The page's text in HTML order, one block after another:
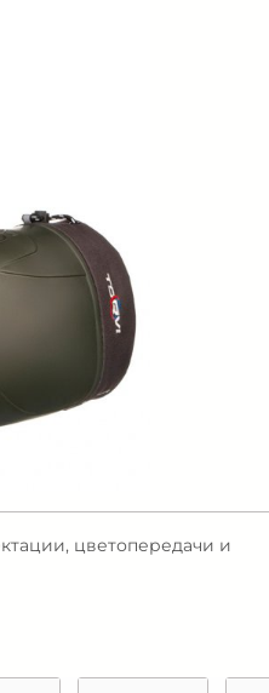
цветопередачи и